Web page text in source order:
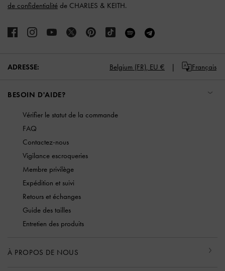
de confidentialité de CHARLES & KEITH.
ADRESSE: Belgium (FR), EU € Français
BESOIN D'AIDE?
Vérifier le statut de la commande
FAQ
Contactez-nous
Vigilance escroqueries
Membre privilège
Expédition et suivi
Retours et échanges
Guide des tailles
Entretien des produits
À PROPOS DE NOUS